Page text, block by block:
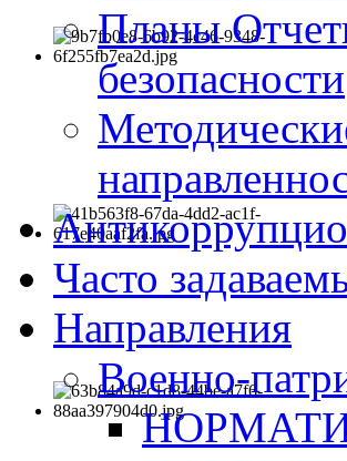
Планы
безопасности
Часто
Направления
Военно-